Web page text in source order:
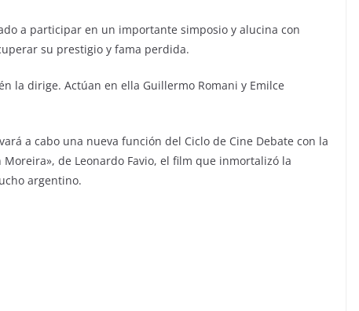
a participar en un importante simposio y alucina con
su prestigio y fama perdida.
la dirige. Actúan en ella Guillermo Romani y Emilce
a cabo una nueva función del Ciclo de Cine Debate con la
de Leonardo Favio, el film que inmortalizó la
argentino.